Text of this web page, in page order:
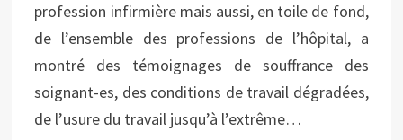
profession infirmière mais aussi, en toile de fond,
de l’ensemble des professions de l’hôpital, a
montré des témoignages de souffrance des
soignant-es, des conditions de travail dégradées,
de l’usure du travail jusqu’à l’extrême…